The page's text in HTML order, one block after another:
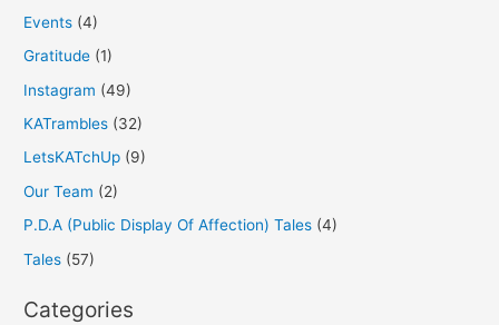
Events (4)
Gratitude (1)
Instagram (49)
KATrambles (32)
LetsKATchUp (9)
Our Team (2)
P.D.A (Public Display Of Affection) Tales (4)
Tales (57)
Categories